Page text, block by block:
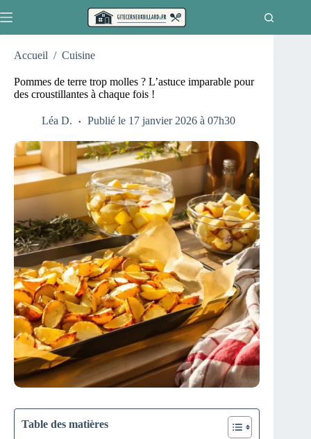
au
Accueil / Cuisine
Pommes de terre trop molles ? L’astuce imparable pour
des croustillantes à chaque fois !
Léa D. Publié le 17 janvier 2026 à 07h30
Table des matières